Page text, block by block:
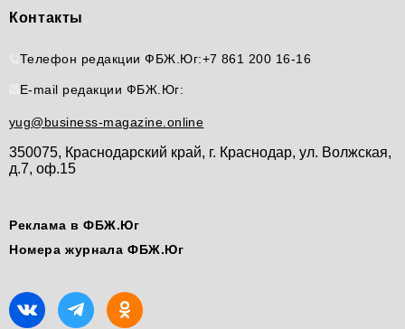
Контакты
Телефон редакции ФБЖ.Юг:+7 861 200 16-16
E-mail редакции ФБЖ.Юг:
yug@business-magazine.online
350075, Краснодарский край, г. Краснодар, ул. Волжская,
д.7, оф.15
Реклама в ФБЖ.Юг
Номера журнала ФБЖ.Юг